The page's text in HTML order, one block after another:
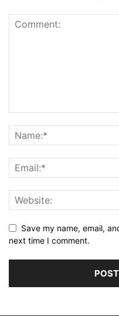
Save my name, email,
next time I comment.